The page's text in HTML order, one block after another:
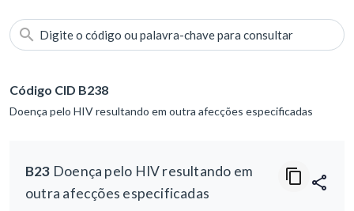
Digite o código ou palavra-chave para consultar
Código CID B238
Doença pelo HIV resultando em outra afecções especificadas
B23 Doença pelo HIV resultando em
outra afecções especificadas